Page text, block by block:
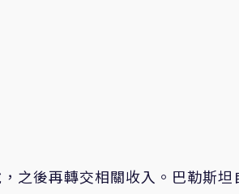
之後再轉交相關收入。巴勒斯坦